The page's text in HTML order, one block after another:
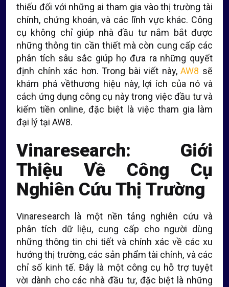
thiếu đối với những ai tham gia vào thị trường tài
chính, chứng khoán, và các lĩnh vực khác. Công
cụ không chỉ giúp nhà đầu tư nắm bắt được
những thông tin cần thiết mà còn cung cấp các
phân tích sâu sắc giúp họ đưa ra những quyết
định chính xác hơn. Trong bài viết này,AW8 sẽ
khám phá vềthương hiệu này, lợi ích của nó và
cách ứng dụng công cụ này trong việc đầu tư và
kiếm tiền online, đặc biệt là việc tham gia làm
đại lý tại AW8.
Vinaresearch: Giới
Thiệu Về Công Cụ
Nghiên Cứu Thị Trường
Vinaresearch là một nền tảng nghiên cứu và
phân tích dữ liệu, cung cấp cho người dùng
những thông tin chi tiết và chính xác về các xu
hướng thị trường, các sản phẩm tài chính, và các
chỉ số kinh tế. Đây là một công cụ hỗ trợ tuyệt
vời dành cho các nhà đầu tư, đặc biệt là những